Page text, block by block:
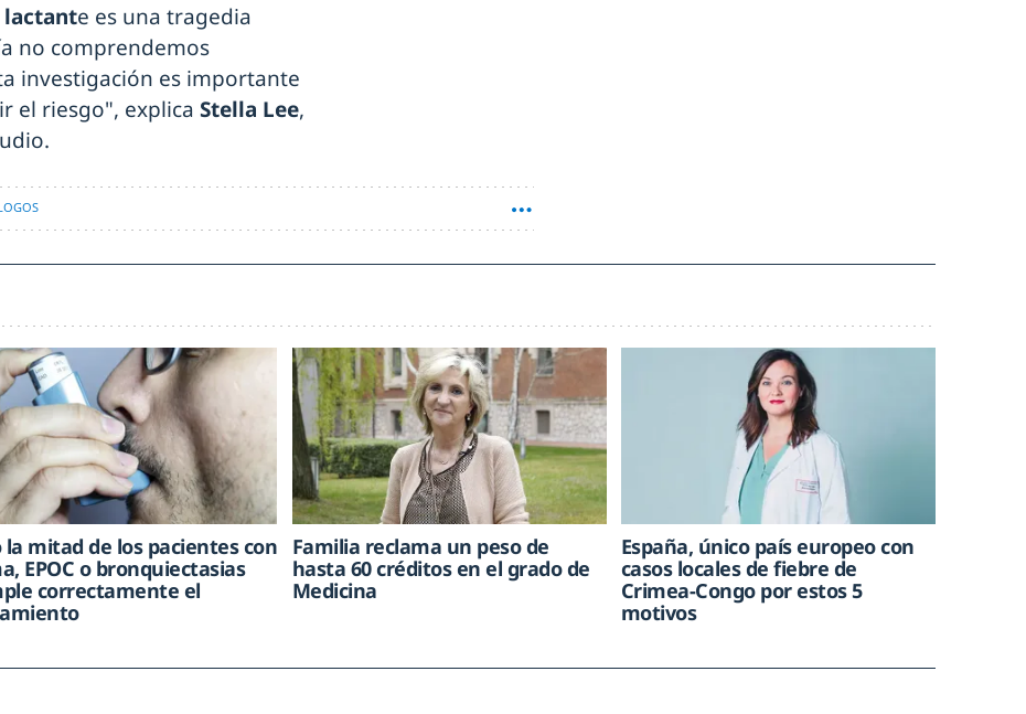
lactante es una tragedia
no comprendemos
investigación es importante
el riesgo", explica Stella Lee,
la mitad de los pacientes con
EPOC o bronquiectasias
correctamente el
Familia reclama un peso de
hasta 60 créditos en el grado de
Medicina
España, único país europeo con
casos locales de fiebre de
Crimea-Congo por estos 5
motivos